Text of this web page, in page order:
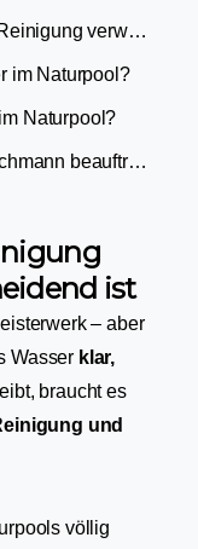
4. Kann man Hausmittel zur Reinigung verwenden?
im Naturpool?
Naturpool?
7. Wann sollte man einen Fachmann beauftragen?
ist
– aber
Wasser klar,
braucht es
und
völlig